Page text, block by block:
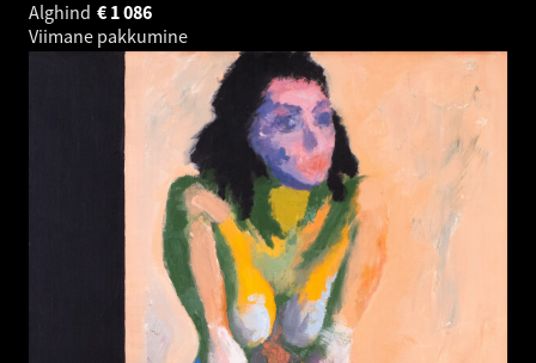
Alghind
1 086
€
Viimane pakkumine